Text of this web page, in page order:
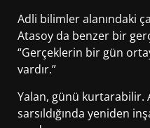
Adli bilimler alanındaki
Atasoy da benzer bir
“Gerçeklerin bir gün
vardır.”
Yalan, günü kurtarabilir.
sarsıldığında yeniden